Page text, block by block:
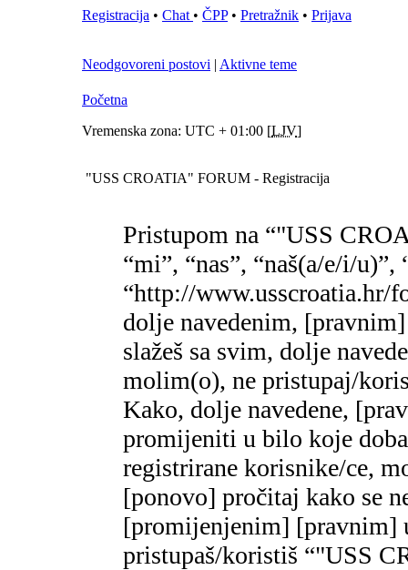
Registracija • Chat • ČPP• Pretražnik • Prijava
Neodgovoreni postovi | Aktivne teme
Početna
Vremenska zona: UTC + 01:00 [LJV]
"USS CROATIA" FORUM - Registracija
Pristupom na “"USS
“mi”, “nas”, “naš(a/e/i/
“http://www.usscroatia.hr/
dolje navedenim,
slažeš sa svim, dolje
molim(o), ne pristupaj/
Kako, dolje navedene,
promijeniti u bilo koje
registrirane korisnike/ce,
[ponovo] pročitaj kako se
[promijenjenim] [pravnim]
pristupaš/koristiš “"USS